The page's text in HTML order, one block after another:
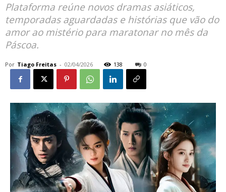
Plataforma reúne novos dramas asiáticos,
temporadas aguardadas e histórias que vão do
amor ao mistério para maratonar no mês da
Páscoa.
Por Tiago Freitas - 02/04/2026 138 0